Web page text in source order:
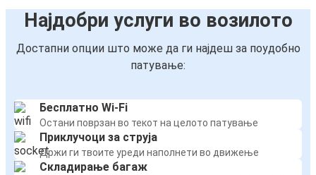
Најдобри услуги во возилото
Достапни опции што може да ги најдеш за поудобно
патување:
Бесплатно Wi-Fi
Остани поврзан во текот на целото патување
Приклучоци за струја
Држи ги твоите уреди наполнети во движење
Складирање багаж